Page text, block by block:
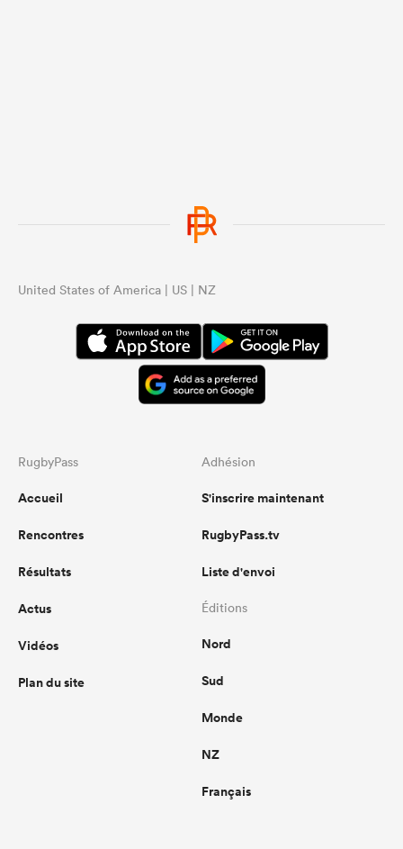
United States of America | US | NZ
RugbyPass
Accueil
Rencontres
Résultats
Actus
Vidéos
Plan du site
Adhésion
S'inscrire maintenant
RugbyPass.tv
Liste d'envoi
Éditions
Nord
Sud
Monde
NZ
Français